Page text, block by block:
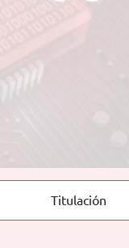
Titulación